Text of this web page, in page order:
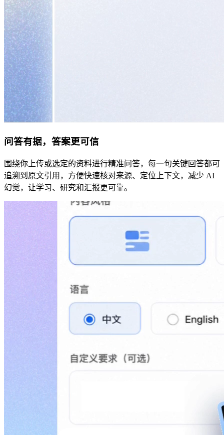
问答有据，答案更可信
围绕你上传或选定的资料进行精准问答，每一句关键回答都可
追溯到原文引用，方便快速核对来源、定位上下文，减少 AI
幻觉，让学习、研究和汇报更可靠。